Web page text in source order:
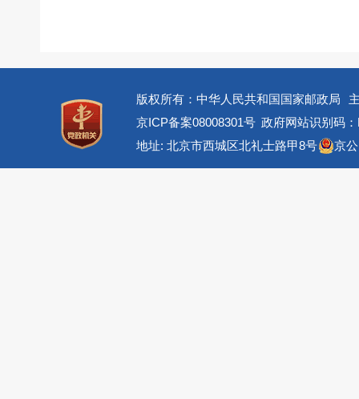
版权所有：中华人民共和国国家邮政局
京ICP备案08008301号 政府网站识别码
地址: 北京市西城区北礼士路甲8号
京